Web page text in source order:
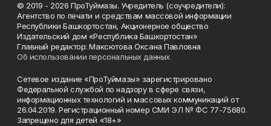
© 2019 - 2026 ПроТуймазы. Учредитель (соучредители):
Агентство по печати и средствам массовой информации
Республики Башкортостан, Акционерное общество
Издательский дом «Республика Башкортостан»
Главный редактор: Максютова Оксана Павловна
Об использовании персональных данных
Сетевое издание «ПроТуймазы» зарегистрировано
Федеральной службой по надзору в сфере связи,
информационных технологий и массовых коммуникаций от
26.04.2019. Регистрационный номер СМИ ЭЛ № ФС 77-75680.
Запрещено для детей «18+»